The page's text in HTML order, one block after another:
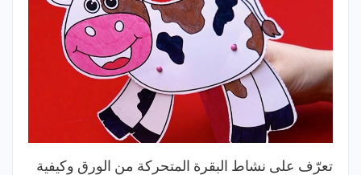
تعرّف على نشاط البقرة المتحركة من الورق وكيفية